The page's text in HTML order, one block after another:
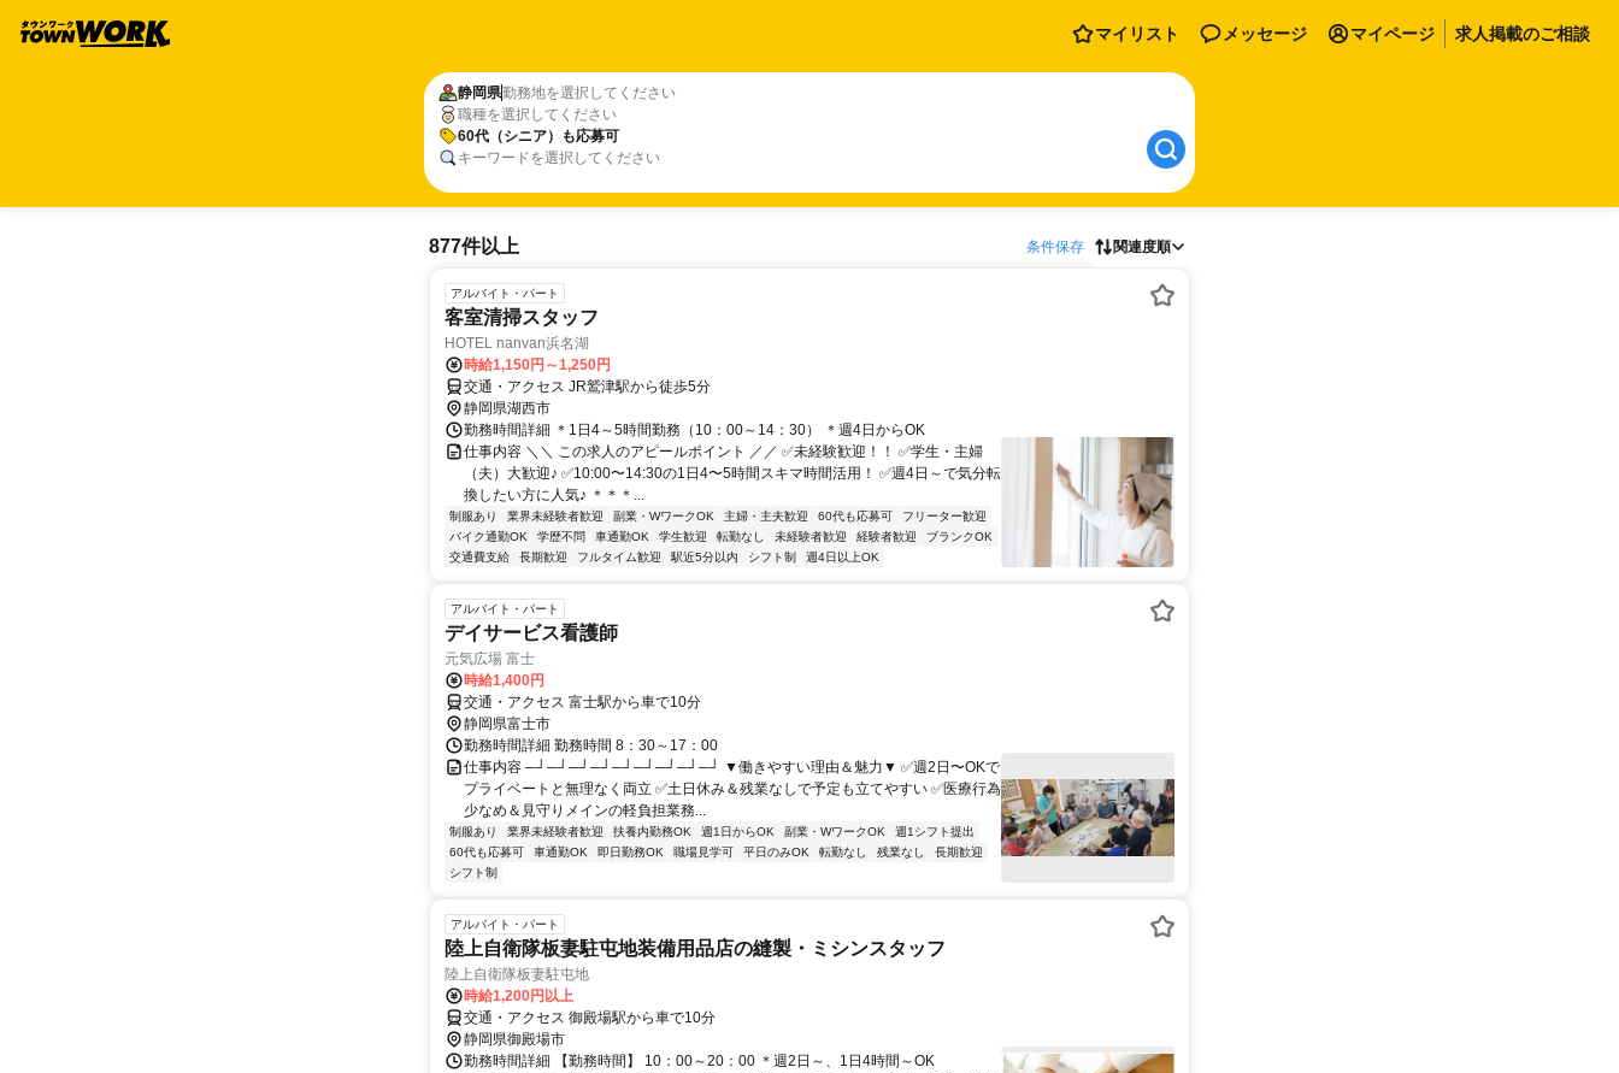
マイリスト メッセージ マイページ 求人掲載のご相談
静岡県勤務地を選択してください
職種を選択してください
60代（シニア）も応募可
キーワードを選択してください
877件以上 条件保存 関連度順
アルバイト・パート
客室清掃スタッフ
HOTEL nanvan浜名湖
時給1,150円～1,250円
交通・アクセス JR鷲津駅から徒歩5分
静岡県湖西市
勤務時間詳細 ＊1日4～5時間勤務（10：00～14：30） ＊週4日からOK
仕事内容 ＼＼ この求人のアピールポイント ／／ ✅未経験歓迎！！ ✅学生・主婦
（夫）大歓迎♪ ✅10:00〜14:30の1日4〜5時間スキマ時間活用！ ✅週4日～で気分転
換したい方に人気♪ ＊＊＊...
制服あり 業界未経験者歓迎 副業・WワークOK 主婦・主夫歓迎 60代も応募可
フリーター歓迎
バイク通勤OK
学歴不問 車通勤OK 学生歓迎 転勤なし 未経験者歓迎 経験者歓迎
ブランクOK
交通費支給
長期歓迎 フルタイム歓迎 駅近5分以内 シフト制 週4日以上OK
アルバイト・パート
デイサービス看護師
元気広場 富士
時給1,400円
交通・アクセス 富士駅から車で10分
静岡県富士市
勤務時間詳細 勤務時間 8：30～17：00
仕事内容 ─┘─┘─┘─┘─┘─┘─┘─┘─┘ ▼働きやすい理由＆魅力▼ ✅週2日〜OKで
プライベートと無理なく両立 ✅土日休み＆残業なしで予定も立てやすい ✅医療行為
少なめ＆見守りメインの軽負担業務...
制服あり 業界未経験者歓迎 扶養内勤務OK 週1日からOK 副業・WワークOK
週1シフト提出
60代も応募可
車通勤OK 即日勤務OK 職場見学可 平日のみOK 転勤なし 残業なし
長期歓迎
シフト制
アルバイト・パート
陸上自衛隊板妻駐屯地装備用品店の縫製・ミシンスタッフ
陸上自衛隊板妻駐屯地
時給1,200円以上
交通・アクセス 御殿場駅から車で10分
静岡県御殿場市
勤務時間詳細 【勤務時間】 10：00～20：00 ＊週2日～、1日4時間～OK